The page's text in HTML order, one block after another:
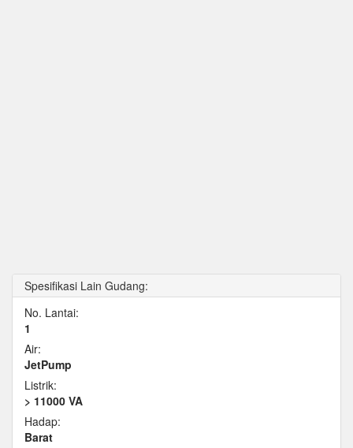
Spesifikasi Lain Gudang:
No. Lantai:
1
Air:
JetPump
Listrik:
> 11000 VA
Hadap:
Barat